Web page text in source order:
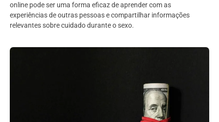
online pode ser uma forma eficaz de aprender com as
experiências de outras pessoas e compartilhar informações
relevantes sobre cuidado durante o sexo.